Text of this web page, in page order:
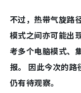
不过，热带气旋路
模式之间亦可能出
考多个电脑模式、
报。 因此今次的
仍有待观察。